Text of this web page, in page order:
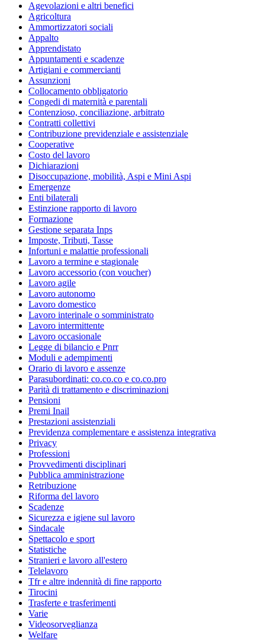
Agevolazioni e altri benefici
Agricoltura
Ammortizzatori sociali
Appalto
Apprendistato
Appuntamenti e scadenze
Artigiani e commercianti
Assunzioni
Collocamento obbligatorio
Congedi di maternità e parentali
Contenzioso, conciliazione, arbitrato
Contratti collettivi
Contribuzione previdenziale e assistenziale
Cooperative
Costo del lavoro
Dichiarazioni
Disoccupazione, mobilità, Aspi e Mini Aspi
Emergenze
Enti bilaterali
Estinzione rapporto di lavoro
Formazione
Gestione separata Inps
Imposte, Tributi, Tasse
Infortuni e malattie professionali
Lavoro a termine e stagionale
Lavoro accessorio (con voucher)
Lavoro agile
Lavoro autonomo
Lavoro domestico
Lavoro interinale o somministrato
Lavoro intermittente
Lavoro occasionale
Legge di bilancio e Pnrr
Moduli e adempimenti
Orario di lavoro e assenze
Parasubordinati: co.co.co e co.co.pro
Parità di trattamento e discriminazioni
Pensioni
Premi Inail
Prestazioni assistenziali
Previdenza complementare e assistenza integrativa
Privacy
Professioni
Provvedimenti disciplinari
Pubblica amministrazione
Retribuzione
Riforma del lavoro
Scadenze
Sicurezza e igiene sul lavoro
Sindacale
Spettacolo e sport
Statistiche
Stranieri e lavoro all'estero
Telelavoro
Tfr e altre indennità di fine rapporto
Tirocini
Trasferte e trasferimenti
Varie
Videosorveglianza
Welfare